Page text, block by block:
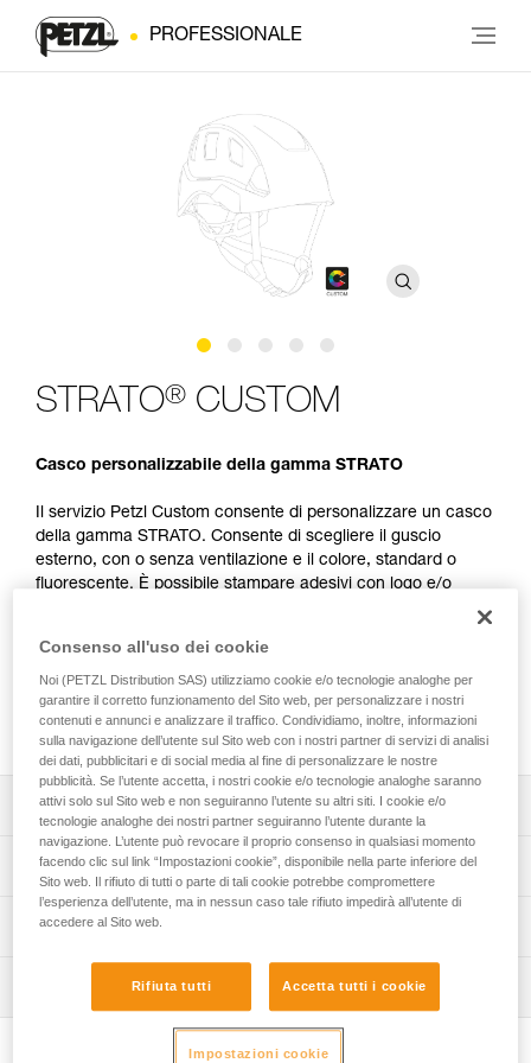
PROFESSIONALE
STRATO® CUSTOM
Casco personalizzabile della gamma STRATO
Il servizio Petzl Custom consente di personalizzare un casco
della gamma STRATO. Consente di scegliere il guscio
esterno, con o senza ventilazione e il colore, standard o
fluorescente. È possibile stampare adesivi con logo e/o
protezione, protezione per casco, proteggi-collo, porta
badge, berretti...) è disponibile e può essere preassemblata.
È confezionato singolarmente per una soluzione pronta
all’uso.
Descrizione
Scelta del guscio esterno:
- guscio chiuso o ventilato,
- disponibile in quattro colori standard (bianco, giallo,
rosso e nero) e due colori fluorescenti (giallo e arancio).
Possibilità di aggiungere adesivi personalizzati:
- adesivi laterali, anteriori o posteriori. Un logo e/o una
marcatura personale possono essere stampati su fondo
bianco o grigio riflettente,
- bande riflettenti laterali o sommitali (non stampabili)
Specifiche tecniche
Girotesta: 53-63 cm
Informazioni tecniche
Libretto d'uso
Scarica il pdf technical-notice-STRATO-STRATO-HI-VIZ-
Scarica il pdf technical-notice-STRATO-VENT-STATO-
Procedura di verifica del DPI
Scarica il pdf verif-EPI-casques-PRO-procedure-IT
Consenso all'uso dei cookie
Noi (PETZL Distribution SAS) utilizziamo cookie e/o tecnologie analoghe per
garantire il corretto funzionamento del Sito web, per personalizzare i nostri
contenuti e annunci e analizzare il traffico. Condividiamo, inoltre, informazioni
sulla navigazione dell’utente sul Sito web con i nostri partner di servizi di analisi
dei dati, pubblicitari e di social media al fine di personalizzare le nostre
pubblicità. Se l’utente accetta, i nostri cookie e/o tecnologie analoghe saranno
attivi solo sul Sito web e non seguiranno l’utente su altri siti. I cookie e/o
tecnologie analoghe dei nostri partner seguiranno l’utente durante la
navigazione. L’utente può revocare il proprio consenso in qualsiasi momento
facendo clic sul link “Impostazioni cookie”, disponibile nella parte inferiore del
Sito web. Il rifiuto di tutti o parte di tali cookie potrebbe compromettere
l’esperienza dell’utente, ma in nessun caso tale rifiuto impedirà all’utente di
accedere al Sito web.
Rifiuta tutti Accetta tutti i cookie
Impostazioni cookie